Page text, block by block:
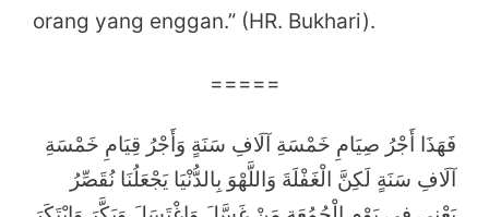
orang yang enggan.” (HR. Bukhari).
=====
فَهَذَا أَجْرُ صِيَامِ خَمْسَةِ آلَافِ سَنَةٍ وَأَجْرُ قِيَامِ خَمْسَةِ
آلَافِ سَنَةٍ لَكِنَّ الْغَفْلَةَ وَاللَّهْوَ بِالدُّنْيَا يَجْعَلُنَا نُقَصِّرُ